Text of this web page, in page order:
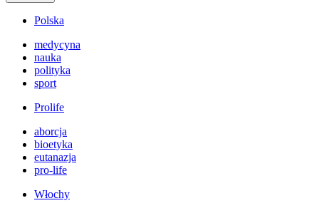
Polska
medycyna
nauka
polityka
sport
Prolife
aborcja
bioetyka
eutanazja
pro-life
Włochy